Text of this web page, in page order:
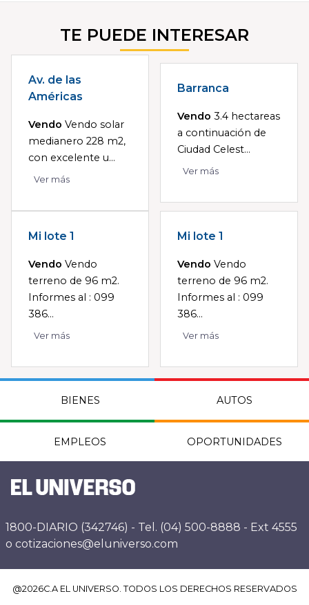
TE PUEDE INTERESAR
Av. de las
Américas
Vendo Vendo solar
medianero 228 m2,
con excelente u...
Ver más
Barranca
Vendo 3.4 hectareas
a continuación de
Ciudad Celest...
Ver más
Mi lote 1
Vendo Vendo
terreno de 96 m2.
Informes al : 099
386...
Ver más
Mi lote 1
Vendo Vendo
terreno de 96 m2.
Informes al : 099
386...
Ver más
BIENES AUTOS
EMPLEOS OPORTUNIDADES
1800-DIARIO (342746) - Tel. (04) 500-8888 - Ext 4555
o cotizaciones@eluniverso.com
@2026C.A EL UNIVERSO. TODOS LOS DERECHOS RESERVADOS